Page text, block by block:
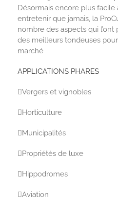
Désormais encore plus
entretenir que jamais, la
nombre des aspects qui l’ont
des meilleurs tondeuses
marché
APPLICATIONS PHARES
Vergers et vignobles
Horticulture
Municipalités
Propriétés de luxe
Hippodromes
Aviation